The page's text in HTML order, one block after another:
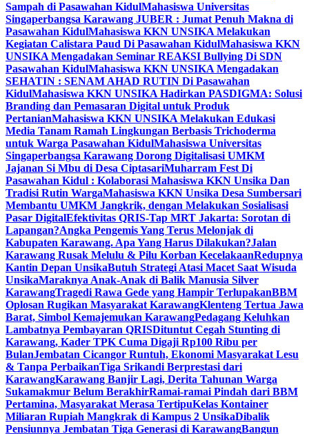
Sampah di Pasawahan KidulMahasiswa Universitas
Singaperbangsa Karawang JUBER : Jumat Penuh Makna di
Pasawahan KidulMahasiswa KKN UNSIKA Melakukan
Kegiatan Calistara Paud Di Pasawahan KidulMahasiswa KKN
UNSIKA Mengadakan Seminar REAKSI Bullying Di SDN
Pasawahan KidulMahasiswa KKN UNSIKA Mengadakan
SEHATIN : SENAM AHAD RUTIN Di Pasawahan
KidulMahasiswa KKN UNSIKA Hadirkan PASDIGMA: Solusi
Branding dan Pemasaran Digital untuk Produk
PertanianMahasiswa KKN UNSIKA Melakukan Edukasi
Media Tanam Ramah Lingkungan Berbasis Trichoderma
untuk Warga Pasawahan KidulMahasiswa Universitas
Singaperbangsa Karawang Dorong Digitalisasi UMKM
Jajanan Si Mbu di Desa CiptasariMuharram Fest Di
Pasawahan Kidul : Kolaborasi Mahasiswa KKN Unsika Dan
Tradisi Rutin WargaMahasiswa KKN Unsika Desa Sumbersari
Membantu UMKM Jangkrik, dengan Melakukan Sosialisasi
Pasar DigitalEfektivitas QRIS-Tap MRT Jakarta: Sorotan di
Lapangan?Angka Pengemis Yang Terus Melonjak di
Kabupaten Karawang. Apa Yang Harus Dilakukan?Jalan
Karawang Rusak Melulu & Pilu Korban KecelakaanRedupnya
Kantin Depan UnsikaButuh Strategi Atasi Macet Saat Wisuda
UnsikaMaraknya Anak-Anak di Balik Manusia Silver
KarawangTragedi Rawa Gede yang Hampir TerlupakanBBM
Oplosan Rugikan Masyarakat KarawangKlenteng Tertua Jawa
Barat, Simbol Kemajemukan KarawangPedagang Keluhkan
Lambatnya Pembayaran QRISDituntut Cegah Stunting di
Karawang, Kader TPK Cuma Digaji Rp100 Ribu per
BulanJembatan Cicangor Runtuh, Ekonomi Masyarakat Lesu
& Tanpa PerbaikanTiga Srikandi Berprestasi dari
KarawangKarawang Banjir Lagi, Derita Tahunan Warga
Sukamakmur Belum BerakhirRamai-ramai Pindah dari BBM
Pertamina, Masyarakat Merasa TertipuKelas Kontainer
Miliaran Rupiah Mangkrak di Kampus 2 UnsikaDibalik
Pensiunnya Jembatan Tiga Generasi di KarawangBangun